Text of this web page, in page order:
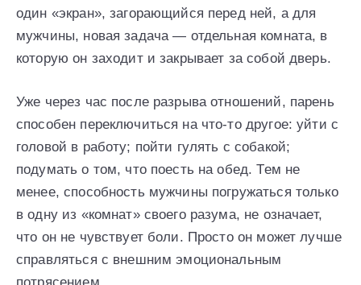
один «экран», загорающийся перед ней, а для
мужчины, новая задача — отдельная комната, в
которую он заходит и закрывает за собой дверь.
Уже через час после разрыва отношений, парень
способен переключиться на что-то другое: уйти с
головой в работу; пойти гулять с собакой;
подумать о том, что поесть на обед. Тем не
менее, способность мужчины погружаться только
в одну из «комнат» своего разума, не означает,
что он не чувствует боли. Просто он может лучше
справляться с внешним эмоциональным
потрясением.